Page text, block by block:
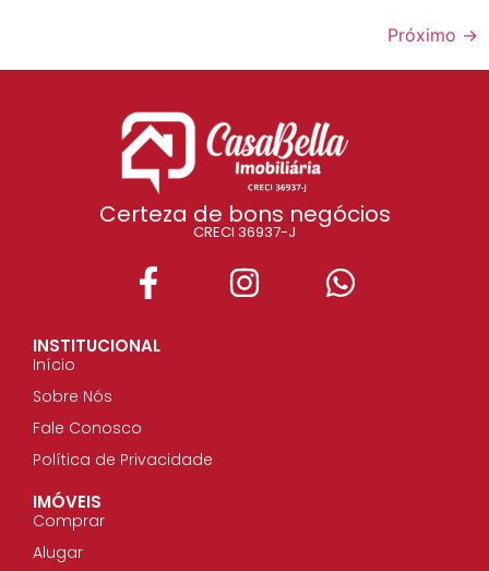
Próximo →
Certeza de bons negócios
CRECI 36937-J
INSTITUCIONAL
Início
Sobre Nós
Fale Conosco
Política de Privacidade
IMÓVEIS
Comprar
Alugar